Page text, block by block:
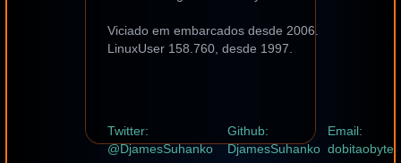
Viciado em embarcados desde 2006.
LinuxUser 158.760, desde 1997.
Twitter:
@DjamesSuhanko
Github:
DjamesSuhanko
Email: